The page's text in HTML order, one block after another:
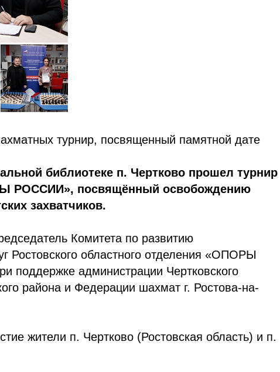
турнир, посвященный памятной дате
библиотеке п. Чертково прошел турнир
РОССИИ», посвящённый освобождению
захватчиков.
Комитета по развитию
Ростовского областного отделения «ОПОРЫ
поддержке администрации Чертковского
района и Федерации шахмат г. Ростова-на-
жители п. Чертково (Ростовская область) и п.